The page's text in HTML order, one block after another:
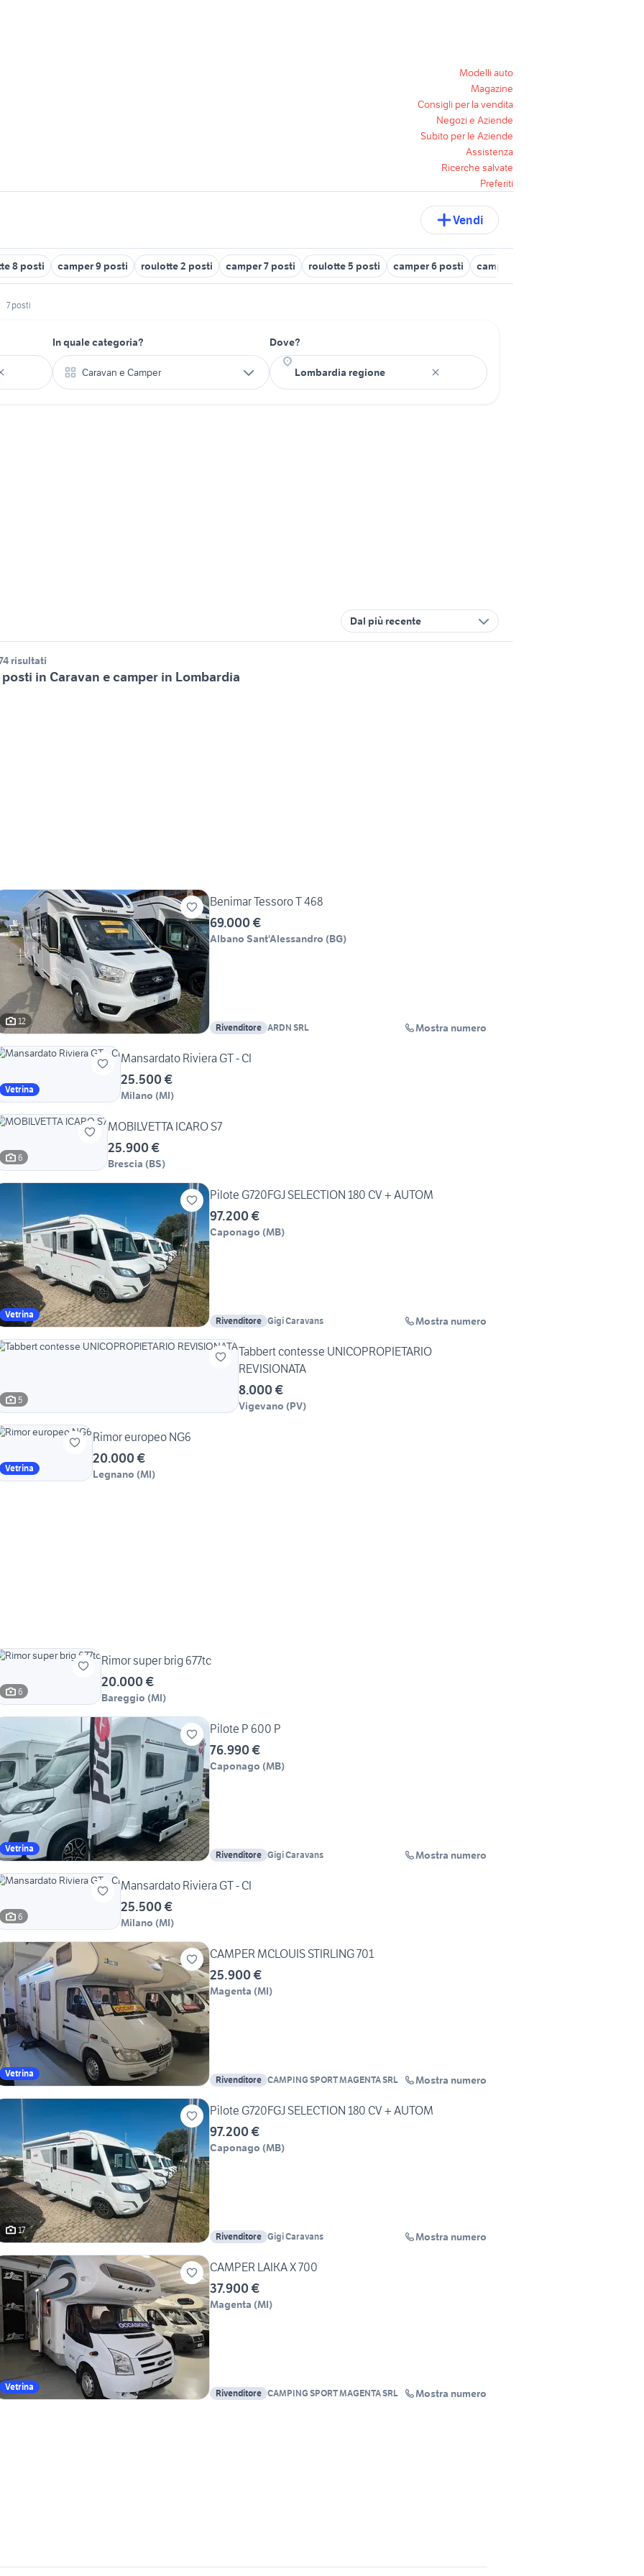
Modelli auto
Magazine
Consigli per la vendita
Negozi e Aziende
Subito per le Aziende
Assistenza
Ricerche salvate
Preferiti
Vendi
8 posti camper 9 posti roulotte 2 posti camper 7 posti roulotte 5 posti camper 6 posti camper 8 posti
7 posti
In quale categoria?
Caravan e Camper
Dove?
Dal più recente
risultati
posti in Caravan e camper in Lombardia
12
Benimar Tessoro T 468
69.000 €
Albano Sant'Alessandro (BG)
Rivenditore ARDN SRL Mostra numero
Vetrina
Mansardato Riviera GT - CI
25.500 €
Milano (MI)
6
MOBILVETTA ICARO S7
25.900 €
Brescia (BS)
Vetrina
Pilote G720FGJ SELECTION 180 CV + AUTOM
97.200 €
Caponago (MB)
Rivenditore Gigi Caravans Mostra numero
5
Tabbert contesse UNICOPROPIETARIO
REVISIONATA
8.000 €
Vigevano (PV)
Vetrina
Rimor europeo NG6
20.000 €
Legnano (MI)
6
Rimor super brig 677tc
20.000 €
Bareggio (MI)
Vetrina
Pilote P 600 P
76.990 €
Caponago (MB)
Rivenditore Gigi Caravans Mostra numero
6
Mansardato Riviera GT - CI
25.500 €
Milano (MI)
Vetrina
CAMPER MCLOUIS STIRLING 701
25.900 €
Magenta (MI)
Rivenditore CAMPING SPORT MAGENTA SRL Mostra numero
17
Pilote G720FGJ SELECTION 180 CV + AUTOM
97.200 €
Caponago (MB)
Rivenditore Gigi Caravans Mostra numero
Vetrina
CAMPER LAIKA X 700
37.900 €
Magenta (MI)
Rivenditore CAMPING SPORT MAGENTA SRL Mostra numero